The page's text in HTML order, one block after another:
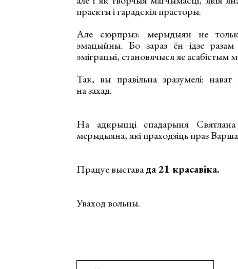
праекты і гарадскія прасторы.
Але сюрпрыз: мерыдыян не
эмацыйны. Бо зараз ён ідзе
эміграцыі, становячыся яе асабістым
Так, вы правільна зразумелі:
на захад.
На адкрыцці спадарыня Святлана
мерыдыяна, які праходзіць праз
Працуе выставада 21 красавіка.
Уваход вольны.